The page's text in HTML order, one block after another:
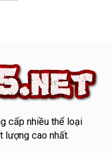
cấp nhiều thể loại
lượng cao nhất.